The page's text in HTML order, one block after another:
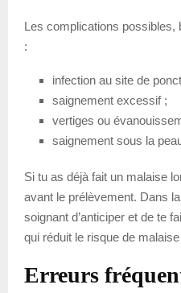
Les complications possibles,
:
infection au site de
saignement excessif ;
vertiges ou
saignement sous la
Si tu as déjà fait un malaise
avant le prélèvement. Dans
soignant d’anticiper et de te
qui réduit le risque de
Erreurs